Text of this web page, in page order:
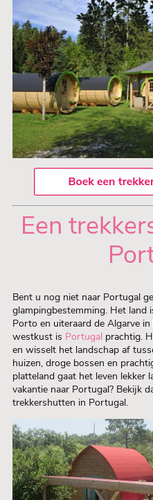
Een
Bent u nog niet naar Portugal
glampingbestemming. Het land
Porto en uiteraard de Algarve
westkust is Portugal prachtig.
en wisselt het landschap af
huizen, droge bossen en
platteland gaat het leven
vakantie naar Portugal? Bekijk
trekkershutten in Portugal.